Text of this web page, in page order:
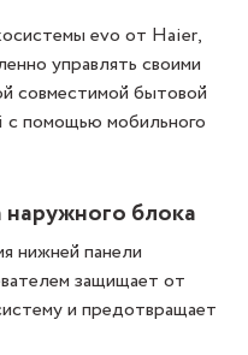
evo от Haier,
управлять своими
совместимой бытовой
помощью мобильного
блока
нижней панели
защищает от
и предотвращает